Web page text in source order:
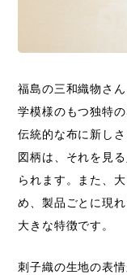
福島の三和織物さ
学模様のもつ独特
伝統的な布に新し
図柄は、それを見
られます。また、
め、製品ごとに現
大きな特徴です。
刺子織の生地の表